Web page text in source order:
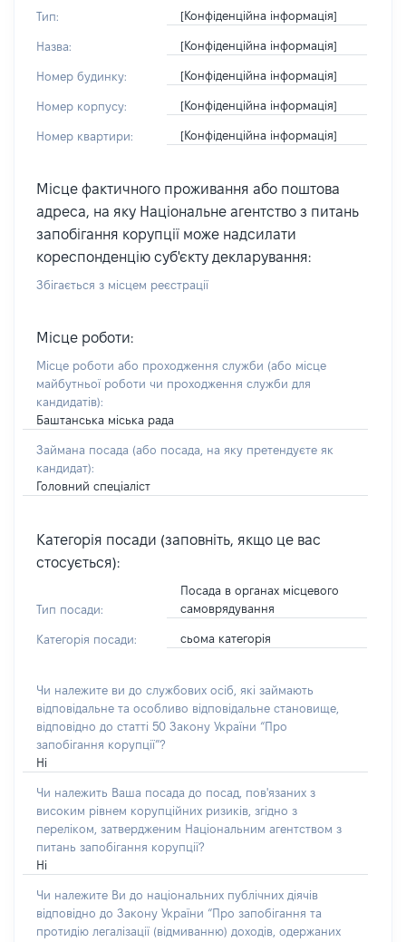
Тип: [Конфіденційна інформація]
Назва: [Конфіденційна інформація]
Номер будинку: [Конфіденційна інформація]
Номер корпусу: [Конфіденційна інформація]
Номер квартири: [Конфіденційна інформація]
Місце фактичного проживання або поштова
адреса, на яку Національне агентство з питань
запобігання корупції може надсилати
кореспонденцію суб'єкту декларування:
Збігається з місцем реєстрації
Місце роботи:
Місце роботи або проходження служби (або місце
майбутньої роботи чи проходження служби для
кандидатів):
Баштанська міська рада
Займана посада (або посада, на яку претендуєте як
кандидат):
Головний спеціаліст
Категорія посади (заповніть, якщо це вас
стосується):
Тип посади:
Посада в органах місцевого
самоврядування
Категорія посади: сьома категорія
Чи належите ви до службових осіб, які займають
відповідальне та особливо відповідальне становище,
відповідно до статті 50 Закону України “Про
запобігання корупції”?
Ні
Чи належить Ваша посада до посад, пов'язаних з
високим рівнем корупційних ризиків, згідно з
переліком, затвердженим Національним агентством з
питань запобігання корупції?
Ні
Чи належите Ви до національних публічних діячів
відповідно до Закону України “Про запобігання та
протидію легалізації (відмиванню) доходів, одержаних